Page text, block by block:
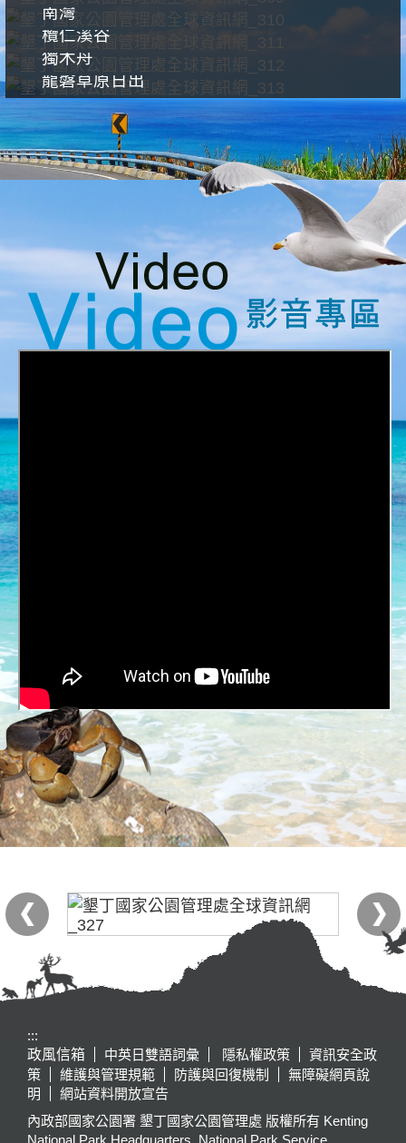
南灣
欖仁溪谷
獨木舟
龍磐草原日出
:::
政風信箱
中英日雙語詞彙 隱私權政策
資訊安全政
策
維護與管理規範 防護與回復機制
無障礙網頁說
明
網站資料開放宣告
內政部國家公園署 墾丁國家公園管理處 版權所有 Kenting
National Park Headquarters, National Park Service,